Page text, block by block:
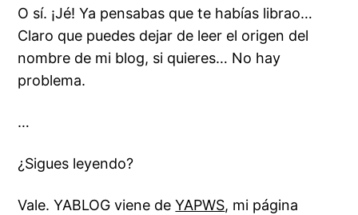
O sí. ¡Jé! Ya pensabas que te habías librao…
Claro que puedes dejar de leer el origen del
nombre de mi blog, si quieres… No hay
problema.
…
¿Sigues leyendo?
Vale. YABLOG viene deYAPWS, mi página